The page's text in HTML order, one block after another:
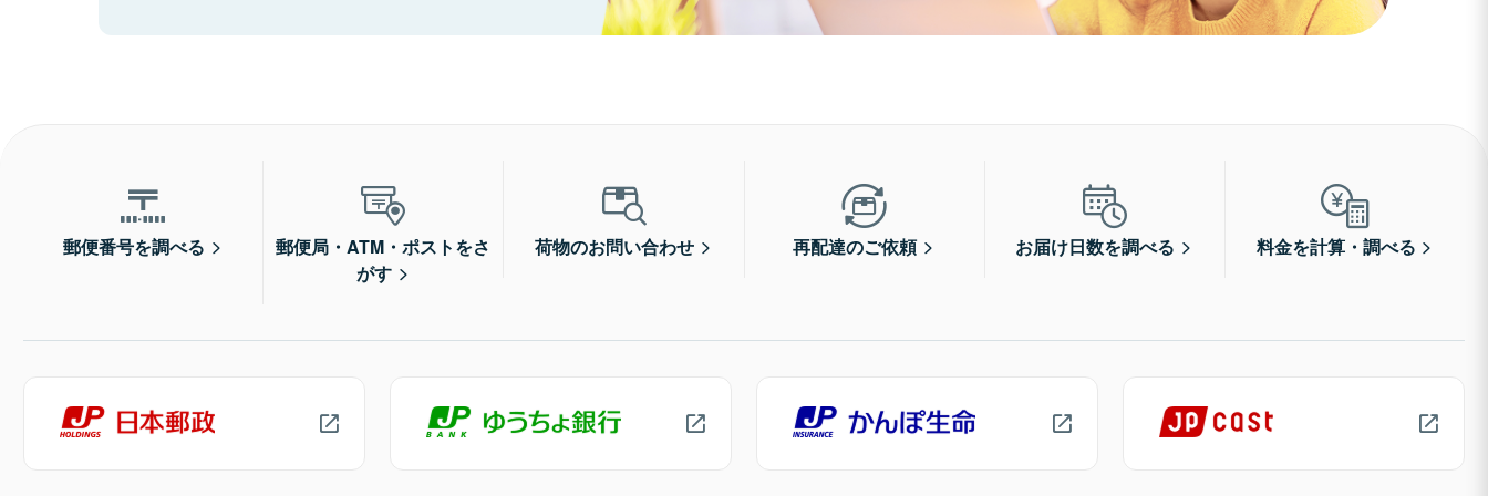
郵便番号を調べる
郵便局・ATM・ポストをさ
がす
荷物のお問い合わせ 再配達のご依頼 お届け日数を調べる 料金を計算・調べる